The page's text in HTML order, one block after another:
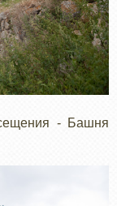
- Башня